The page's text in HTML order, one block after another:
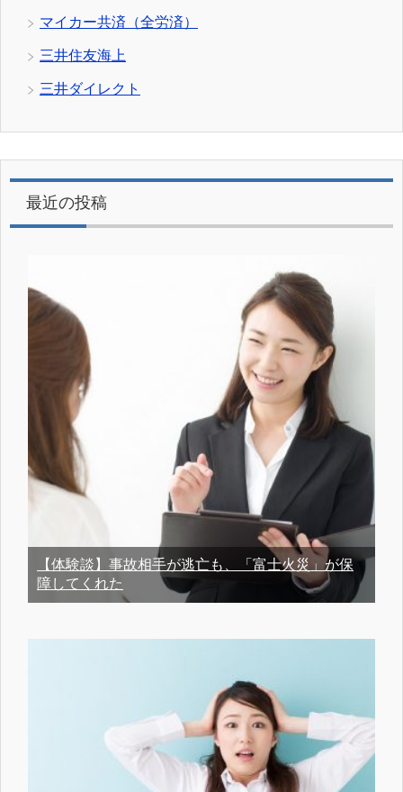
マイカー共済（全労済）
三井住友海上
三井ダイレクト
最近の投稿
【体験談】事故相手が逃亡も、「富士火災」が保
障してくれた